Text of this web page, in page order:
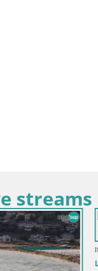
streams
Italija / Lazio / Gaeta
Luminarie di Gaeta: